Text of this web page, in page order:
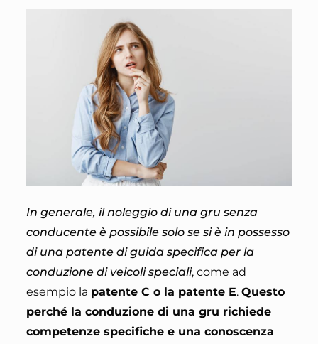
In generale, il noleggio di una gru senza
conducente è possibile solo se si è in possesso
di una patente di guida specifica per la
conduzione di veicoli speciali, come ad
esempio la patente C o la patente E. Questo
perché la conduzione di una gru richiede
competenze specifiche e una conoscenza